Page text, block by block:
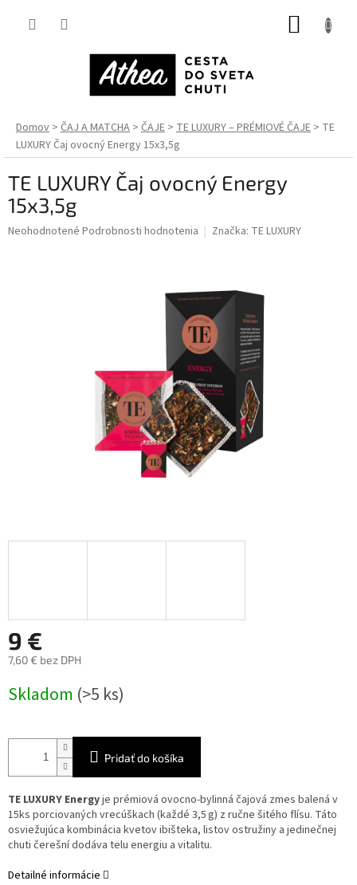
Domov ČAJ A MATCHA ČAJE TE LUXURY – PRÉMIOVÉ ČAJE
TE
LUXURY Čaj ovocný Energy 15x3,5g
TE LUXURY Čaj ovocný Energy
15x3,5g
Priemerné
Neohodnotené Podrobnosti hodnotenia Značka: TE LUXURY
9 €
7,60 € bez DPH
cena:
Skladom (>5 ks)
Pridať do košíka
TE LUXURY Energyje prémiová ovocno-bylinná čajová zmes balená v
15ks porciovaných vrecúškach (každé 3,5 g) z ručne šitého flísu. Táto
osviežujúca kombinácia kvetov ibišteka, listov ostružiny a jedinečnej
chuti čerešní dodáva telu energiu a vitalitu.
Detailné informácie